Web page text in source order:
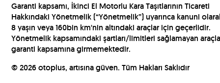
Garanti kapsamı, İkinci El Motorlu Kara Taşıtlarının Ticareti
Hakkındaki Yönetmelik (“Yönetmelik”) uyarınca kanuni
8 yaşın veya 160bin km'nin altındaki araçlar için geçerlidir.
Yönetmelik kapsamındaki şartları/limitleri sağlamayan
garanti kapsamına girmemektedir.
© 2026 otoplus, artısına güven. Tüm Hakları Saklıdır